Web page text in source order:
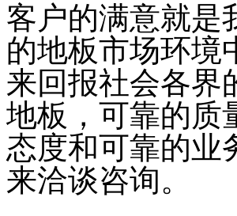
客户的满意就是
的地板市场环境
来回报社会各界
地板，可靠的质
态度和可靠的业
来洽谈咨询。